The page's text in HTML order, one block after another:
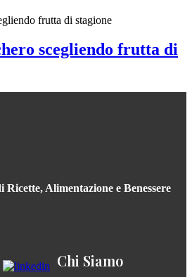
scegliendo frutta di
Ricette, Alimentazione e Benessere
Chi Siamo